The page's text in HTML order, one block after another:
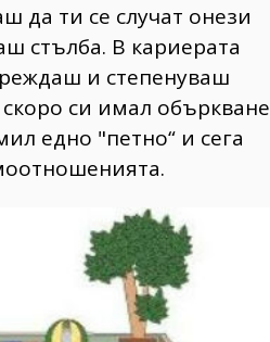
да ти се случат онези
стълба. В кариерата
и степенуваш
си имал объркване
едно "петно“ и сега